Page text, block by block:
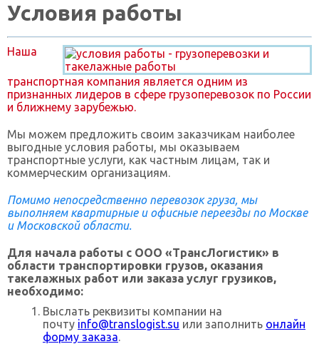
Условия работы
Наша
транспортная компания является одним из
признанных лидеров в сфере грузоперевозок по России
и ближнему зарубежью.
Мы можем предложить своим заказчикам наиболее
выгодные условия работы, мы оказываем
транспортные услуги, как частным лицам, так и
коммерческим организациям.
Помимо непосредственно перевозок груза, мы
выполняем квартирные и офисные переезды по Москве
и Московской области.
Для начала работы с ООО «ТрансЛогистик» в
области транспортировки грузов, оказания
такелажных работ или заказа услуг грузиков,
необходимо:
Выслать реквизиты компании на
почту info@translogist.su или заполнить онлайн
форму заказа.